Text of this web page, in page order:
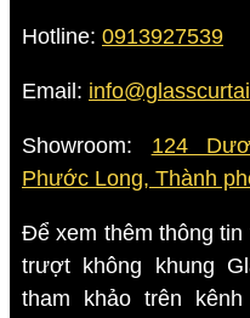
Hotline: 0913927539
Email:
Showroom: 124
Phước Long, Thành
Để xem thêm thông
trượt không khung
tham khảo trên